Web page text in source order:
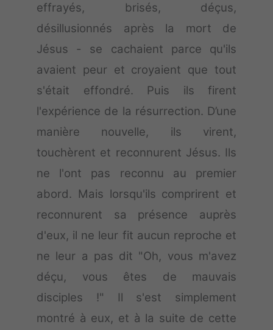
effrayés, brisés, déçus,
désillusionnés après la mort de
Jésus - se cachaient parce qu'ils
avaient peur et croyaient que tout
s'était effondré. Puis ils firent
l'expérience de la résurrection. D’une
manière nouvelle, ils virent,
touchèrent et reconnurent Jésus. Ils
ne l'ont pas reconnu au premier
abord. Mais lorsqu'ils comprirent et
reconnurent sa présence auprès
d'eux, il ne leur fit aucun reproche et
ne leur a pas dit "Oh, vous m'avez
déçu, vous êtes de mauvais
disciples !" Il s'est simplement
montré à eux, et à la suite de cette